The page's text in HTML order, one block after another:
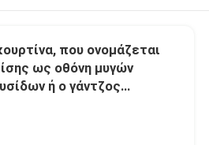
που ονομάζεται
ως οθόνη μυγών
ή ο γάντζος